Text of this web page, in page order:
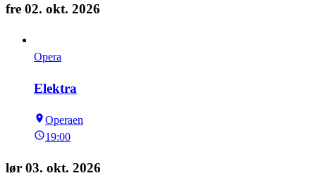
fre 02. okt. 2026
Opera
Elektra
Operaen
19:00
lør 03. okt. 2026